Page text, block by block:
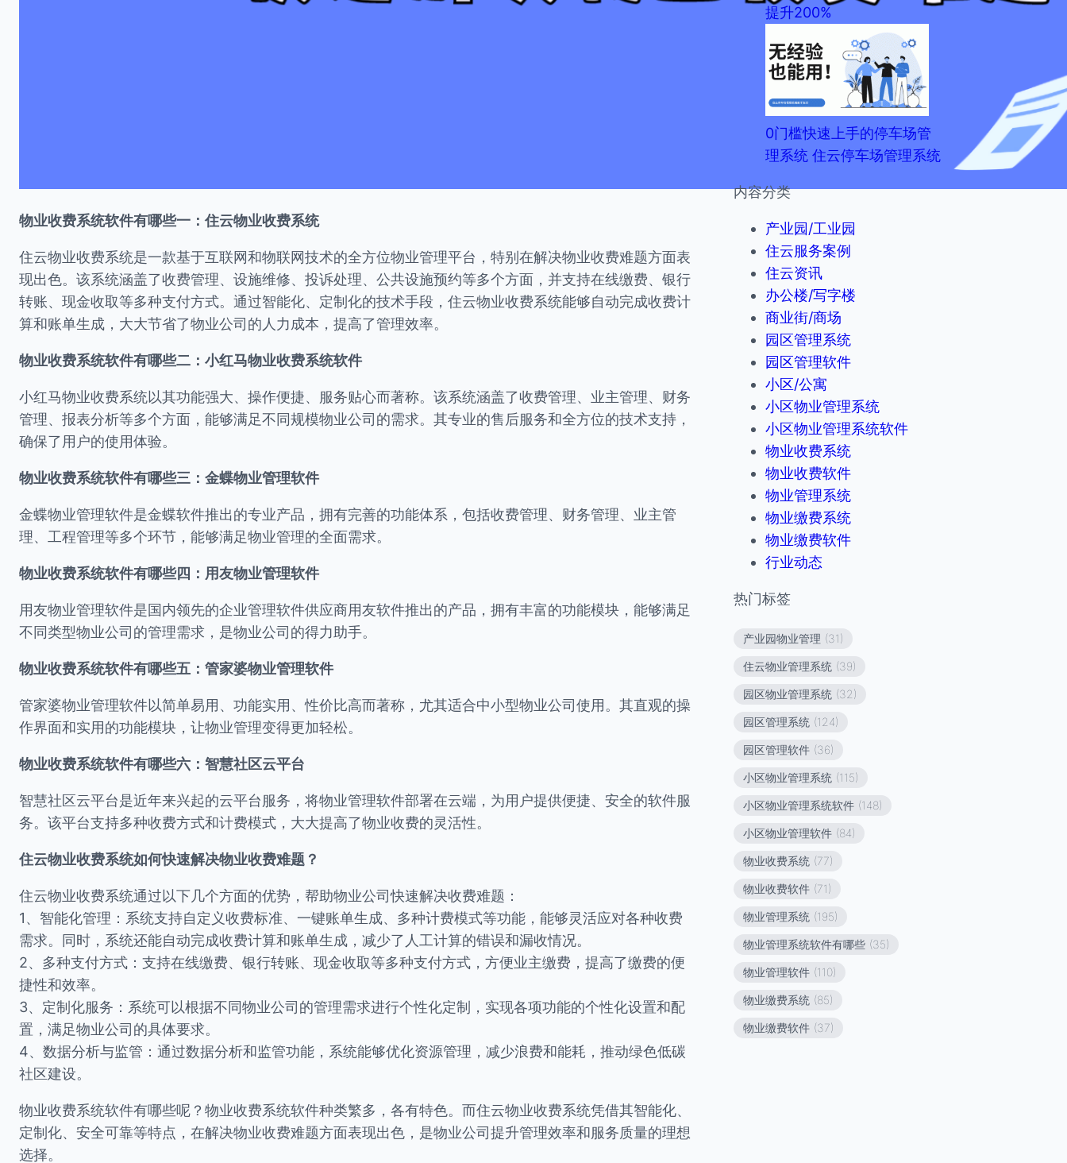
物业收费系统软件有哪些一：住云物业收费系统
住云物业收费系统是一款基于互联网和物联网技术的全方位物业管理平台，特别在解决物业收费难题方面表
现出色。该系统涵盖了收费管理、设施维修、投诉处理、公共设施预约等多个方面，并支持在线缴费、银行
转账、现金收取等多种支付方式。通过智能化、定制化的技术手段，住云物业收费系统能够自动完成收费计
算和账单生成，大大节省了物业公司的人力成本，提高了管理效率。
物业收费系统软件有哪些二：小红马物业收费系统软件
小红马物业收费系统以其功能强大、操作便捷、服务贴心而著称。该系统涵盖了收费管理、业主管理、财务
管理、报表分析等多个方面，能够满足不同规模物业公司的需求。其专业的售后服务和全方位的技术支持，
确保了用户的使用体验。
物业收费系统软件有哪些三：金蝶物业管理软件
金蝶物业管理软件是金蝶软件推出的专业产品，拥有完善的功能体系，包括收费管理、财务管理、业主管
理、工程管理等多个环节，能够满足物业管理的全面需求。
物业收费系统软件有哪些四：用友物业管理软件
用友物业管理软件是国内领先的企业管理软件供应商用友软件推出的产品，拥有丰富的功能模块，能够满足
不同类型物业公司的管理需求，是物业公司的得力助手。
物业收费系统软件有哪些五：管家婆物业管理软件
管家婆物业管理软件以简单易用、功能实用、性价比高而著称，尤其适合中小型物业公司使用。其直观的操
作界面和实用的功能模块，让物业管理变得更加轻松。
物业收费系统软件有哪些六：智慧社区云平台
智慧社区云平台是近年来兴起的云平台服务，将物业管理软件部署在云端，为用户提供便捷、安全的软件服
务。该平台支持多种收费方式和计费模式，大大提高了物业收费的灵活性。
住云物业收费系统如何快速解决物业收费难题？
住云物业收费系统通过以下几个方面的优势，帮助物业公司快速解决收费难题：
1、智能化管理：系统支持自定义收费标准、一键账单生成、多种计费模式等功能，能够灵活应对各种收费
需求。同时，系统还能自动完成收费计算和账单生成，减少了人工计算的错误和漏收情况。
2、多种支付方式：支持在线缴费、银行转账、现金收取等多种支付方式，方便业主缴费，提高了缴费的便
捷性和效率。
3、定制化服务：系统可以根据不同物业公司的管理需求进行个性化定制，实现各项功能的个性化设置和配
置，满足物业公司的具体要求。
4、数据分析与监管：通过数据分析和监管功能，系统能够优化资源管理，减少浪费和能耗，推动绿色低碳
社区建设。
物业收费系统软件有哪些呢？物业收费系统软件种类繁多，各有特色。而住云物业收费系统凭借其智能化、
定制化、安全可靠等特点，在解决物业收费难题方面表现出色，是物业公司提升管理效率和服务质量的理想
选择。
提升200%
0门槛快速上手的停车场管
理系统 住云停车场管理系统
内容分类
产业园/工业园
住云服务案例
住云资讯
办公楼/写字楼
商业街/商场
园区管理系统
园区管理软件
小区/公寓
小区物业管理系统
小区物业管理系统软件
物业收费系统
物业收费软件
物业管理系统
物业缴费系统
物业缴费软件
行业动态
热门标签
产业园物业管理 (31)
住云物业管理系统 (39)
园区物业管理系统 (32)
园区管理系统 (124)
园区管理软件 (36)
小区物业管理系统 (115)
小区物业管理系统软件 (148)
小区物业管理软件 (84)
物业收费系统 (77)
物业收费软件 (71)
物业管理系统 (195)
物业管理系统软件有哪些 (35)
物业管理软件 (110)
物业缴费系统 (85)
物业缴费软件 (37)